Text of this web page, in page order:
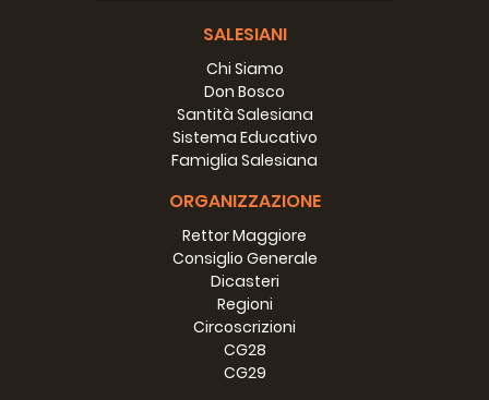
9º Don CHAVEZ PASCUAL,
(2002 - 2014)
Archivio
10º Don Ángel Fernández Artime,
SALESIANI
Chi Siamo
Don Bosco
Santità Salesiana
Sistema Educativo
Famiglia Salesiana
ORGANIZZAZIONE
Rettor Maggiore
Consiglio Generale
Dicasteri
Regioni
Circoscrizioni
CG28
CG29